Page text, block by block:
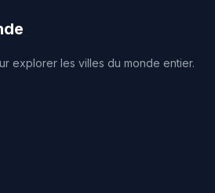
explorer les villes du monde entier.